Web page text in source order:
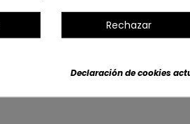
eskriss 2026© Todos los derechos
Rechazar
Declaración de cookies